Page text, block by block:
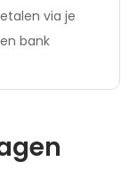
via je
bank